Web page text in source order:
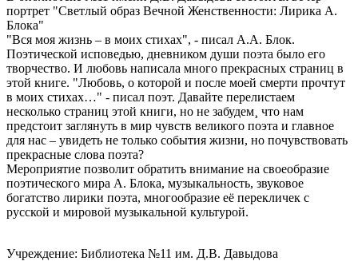
портрет "Светлый образ Вечной Женственности: Лирика А.
Блока"
"Вся моя жизнь – в моих стихах", - писал А.А. Блок.
Поэтической исповедью, дневником души поэта было его
творчество. И любовь написала много прекрасных страниц в
этой книге. "Любовь, о которой и после моей смерти прочтут
в моих стихах…" - писал поэт. Давайте перелистаем
несколько страниц этой книги, но не забудем¸ что нам
предстоит заглянуть в мир чувств великого поэта и главное
для нас – увидеть не только события жизни, но почувствовать
прекрасные слова поэта?
Мероприятие позволит обратить внимание на своеобразие
поэтического мира А. Блока, музыкальность, звуковое
богатство лирики поэта, многообразие её перекличек с
русской и мировой музыкальной культурой.
Учреждение: Библиотека №11 им. Д.В. Давыдова